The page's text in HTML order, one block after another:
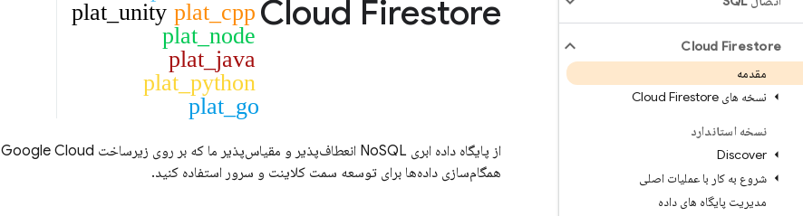
Cloud Firestore
مقدمه
نسخه های Cloud Firestore
نسخه استاندارد
Discover
شروع به کار با عملیات اصلی
مدیریت پایگاه های داده
Cloud Firestore
plat_cpp
plat_unity
plat_node
plat_java
plat_python
plat_go
از پایگاه داده ابری NoSQL انعطاف‌پذیر و مقیاس‌پذیر ما که بر روی زیرساخت Google Cloud
همگام‌سازی داده‌ها برای توسعه سمت کلاینت و سرور استفاده کنید.